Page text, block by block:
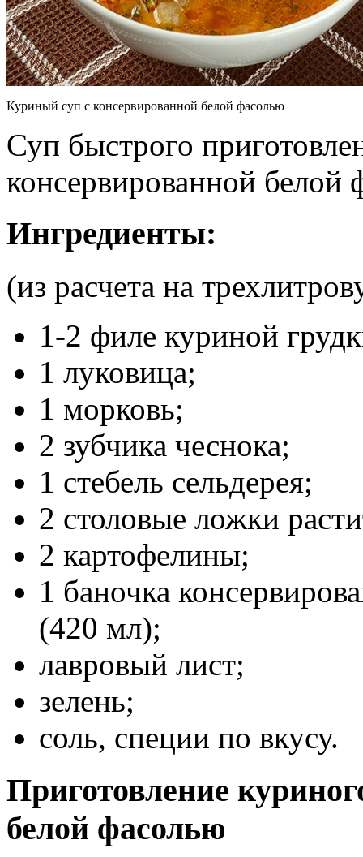
Куриный суп с консервированной белой фасолью
Суп быстрого
консервированной белой
Ингредиенты:
(из расчета на
1-2 филе куриной
1 луковица;
1 морковь;
2 зубчика чеснока;
1 стебель сельдерея;
2 столовые ложки
2 картофелины;
1 баночка
(420 мл);
лавровый лист;
зелень;
соль, специи по вкусу.
Приготовление
белой фасолью